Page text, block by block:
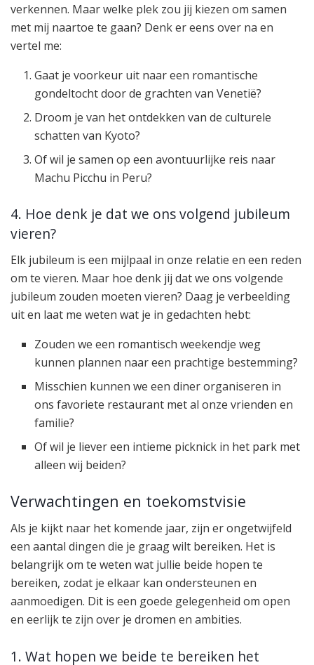
verkennen. Maar welke plek zou jij kiezen om samen
met mij naartoe te gaan? Denk er eens over na en
vertel me:
Gaat je voorkeur uit naar een romantische
gondeltocht door de grachten van Venetië?
Droom je van het ontdekken van de culturele
schatten van Kyoto?
Of wil je samen op een avontuurlijke reis naar
Machu Picchu in Peru?
4. Hoe denk je dat we ons volgend jubileum
vieren?
Elk jubileum is een mijlpaal in onze relatie en een reden
om te vieren. Maar hoe denk jij dat we ons volgende
jubileum zouden moeten vieren? Daag je verbeelding
uit en laat me weten wat je in gedachten hebt:
Zouden we een romantisch weekendje weg
kunnen plannen naar een prachtige bestemming?
Misschien kunnen we een diner organiseren in
ons favoriete restaurant met al onze vrienden en
familie?
Of wil je liever een intieme picknick in het park met
alleen wij beiden?
Verwachtingen en toekomstvisie
Als je kijkt naar het komende jaar, zijn er ongetwijfeld
een aantal dingen die je graag wilt bereiken. Het is
belangrijk om te weten wat jullie beide hopen te
bereiken, zodat je elkaar kan ondersteunen en
aanmoedigen. Dit is een goede gelegenheid om open
en eerlijk te zijn over je dromen en ambities.
1. Wat hopen we beide te bereiken het